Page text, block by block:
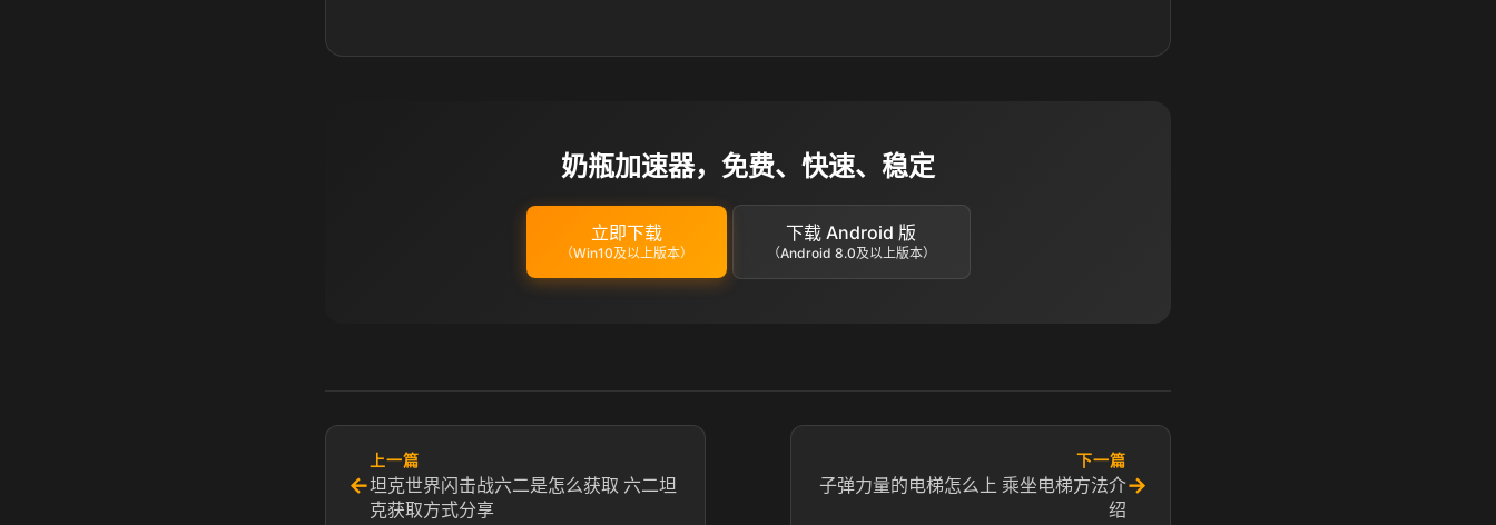
奶瓶加速器，免费、快速、稳定
立即下载
（Win10及以上版本）
下载 Android 版
（Android 8.0及以上版本）
←
上一篇
坦克世界闪击战六二是怎么获取 六二坦
克获取方式分享
下一篇
子弹力量的电梯怎么上 乘坐电梯方法介
绍
→